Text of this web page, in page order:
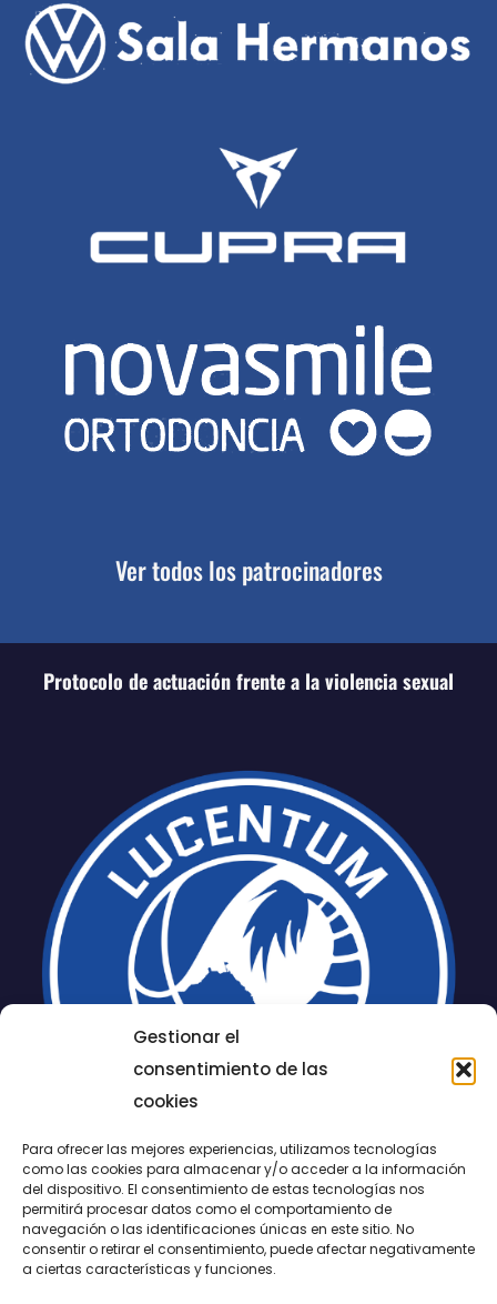
Gestionar el
consentimiento de las
cookies
Para ofrecer las mejores experiencias, utilizamos tecnologías
como las cookies para almacenar y/o acceder a la información
del dispositivo. El consentimiento de estas tecnologías nos
permitirá procesar datos como el comportamiento de
navegación o las identificaciones únicas en este sitio. No
consentir o retirar el consentimiento, puede afectar negativamente
a ciertas características y funciones.
Ver todos los patrocinadores
Protocolo de actuación frente a la violencia sexual
LUCENTUM
ALICANTE